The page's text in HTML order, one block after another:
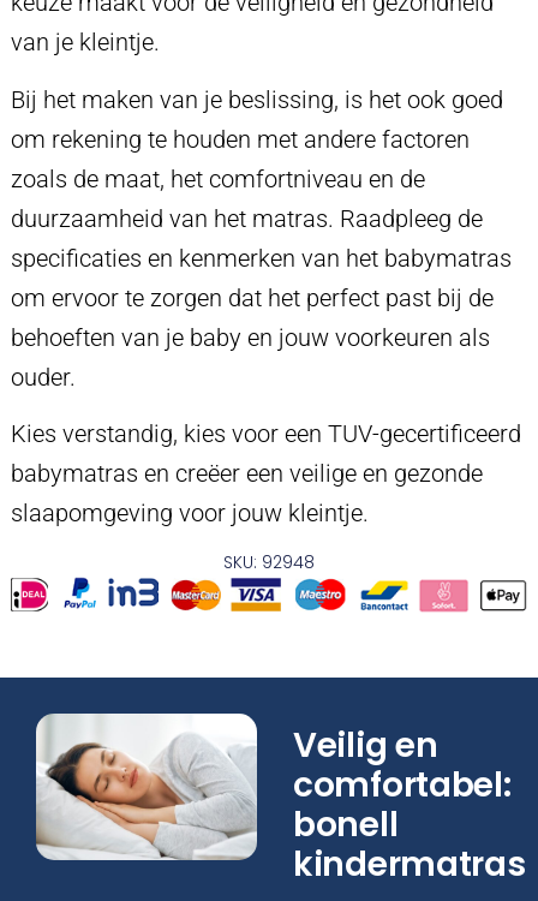
van je kleintje.
Bij het maken van je beslissing, is het ook goed
om rekening te houden met andere factoren
zoals de maat, het comfortniveau en de
duurzaamheid van het matras. Raadpleeg de
specificaties en kenmerken van het babymatras
om ervoor te zorgen dat het perfect past bij de
behoeften van je baby en jouw voorkeuren als
ouder.
Kies verstandig, kies voor een TUV-gecertificeerd
babymatras en creëer een veilige en gezonde
slaapomgeving voor jouw kleintje.
SKU: 92948
Veilig en
comfortabel:
bonell
kindermatras